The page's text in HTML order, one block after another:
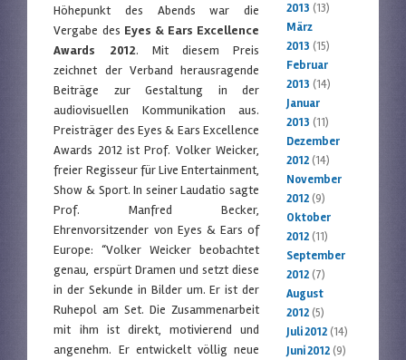
Höhepunkt des Abends war die
Vergabe des Eyes & Ears Excellence
Awards 2012. Mit diesem Preis
zeichnet der Verband herausragende
Beiträge zur Gestaltung in der
audiovisuellen Kommunikation aus.
Preisträger des Eyes & Ears Excellence
Awards 2012 ist Prof. Volker Weicker,
freier Regisseur für Live Entertainment,
Show & Sport. In seiner Laudatio sagte
Prof. Manfred Becker,
Ehrenvorsitzender von Eyes & Ears of
Europe: “Volker Weicker beobachtet
genau, erspürt Dramen und setzt diese
in der Sekunde in Bilder um. Er ist der
Ruhepol am Set. Die Zusammenarbeit
mit ihm ist direkt, motivierend und
angenehm. Er entwickelt völlig neue
2013 (13)
März
2013 (15)
Februar
2013 (14)
Januar
2013 (11)
Dezember
2012(14)
November
2012(9)
Oktober
2012(11)
September
2012(7)
August
2012(5)
Juli 2012(14)
Juni 2012(9)